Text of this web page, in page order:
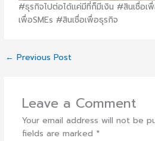
#ธุรกิจไปต่อได้แค่มีที่ก็มีเงิน #สินเชื่อเ
เพื่อSMEs #สินเชื่อเพื่อธุรกิจ
← Previous Post
Leave a Comment
Your email address will not be
fields are marked *